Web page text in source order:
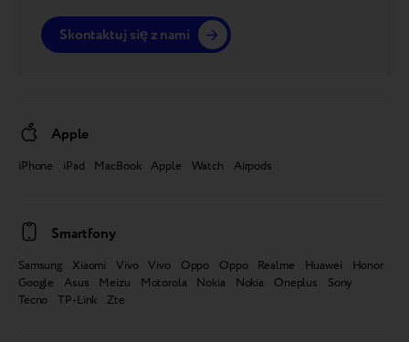
Skontaktuj się z nami
Apple
iPhone iPad MacBook Apple Watch Airpods
Smartfony
Samsung Xiaomi Vivo Vivo Oppo Oppo Realme Huawei Honor
Google Asus Meizu Motorola Nokia Nokia Oneplus Sony
Tecno TP-Link Zte